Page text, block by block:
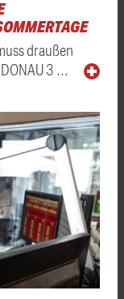
draußen
3 …